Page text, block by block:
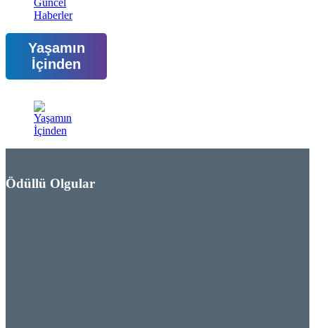
Yaşamın
İçinden
Ödüllü Olgular